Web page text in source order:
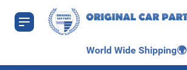
Skip to Content
World Wide Shipping🌍